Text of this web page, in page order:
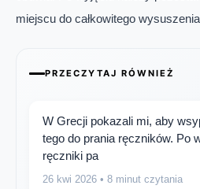
miejscu do całkowitego
PRZECZYTAJ RÓWNIEŻ
W Grecji pokazali mi, aby
tego do prania ręczników. Po
ręczniki pa
26 kwi 2026 • 8 minut czytania